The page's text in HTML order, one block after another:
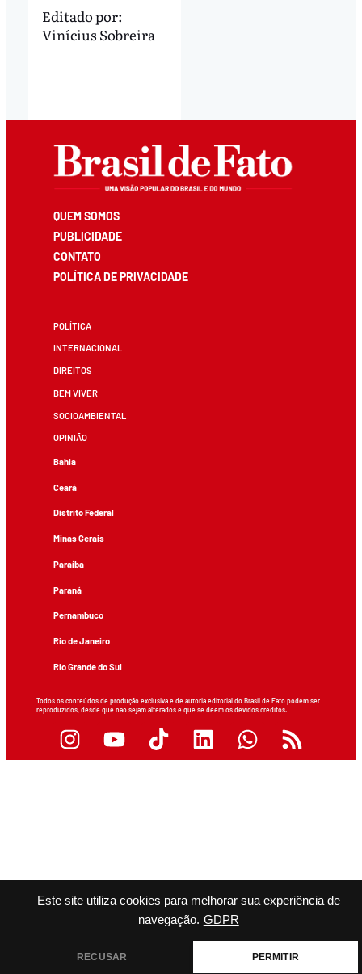
Este site utiliza cookies para melhorar sua experiência de
navegação. GDPR
RECUSAR PERMITIR
Editado por:
Vinícius Sobreira
QUEM SOMOS
PUBLICIDADE
CONTATO
POLÍTICA DE PRIVACIDADE
POLÍTICA
INTERNACIONAL
DIREITOS
BEM VIVER
SOCIOAMBIENTAL
OPINIÃO
Bahia
Ceará
Distrito Federal
Minas Gerais
Paraíba
Paraná
Pernambuco
Rio de Janeiro
Rio Grande do Sul
Todos os conteúdos de produção exclusiva e de autoria editorial do Brasil de Fato podem ser
reproduzidos, desde que não sejam alterados e que se deem os devidos créditos.